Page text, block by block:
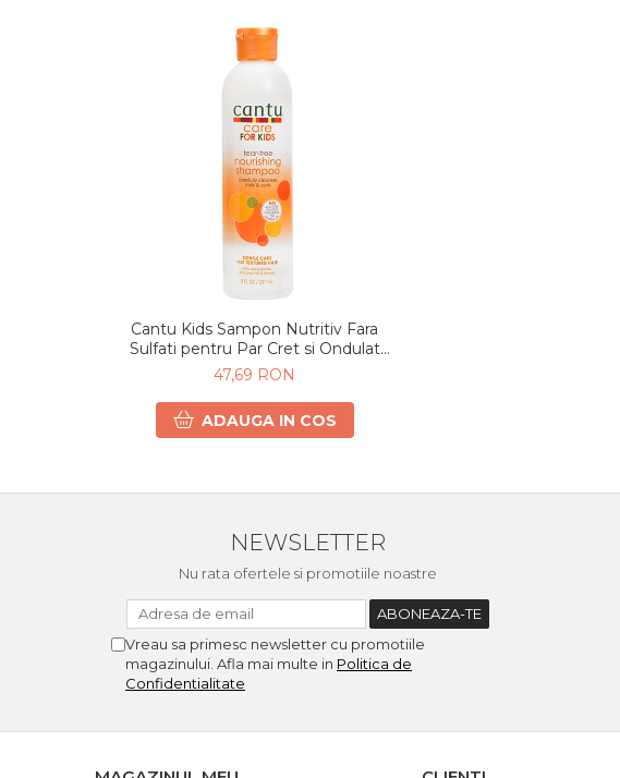
Cantu Kids Sampon Nutritiv Fara
Sulfati pentru Par Cret si Ondulat
237ml
47,69 RON
ADAUGA IN COS
NEWSLETTER
Nu rata ofertele si promotiile noastre
Vreau sa primesc newsletter cu promotiile
magazinului. Afla mai multe in Politica de
Confidentialitate